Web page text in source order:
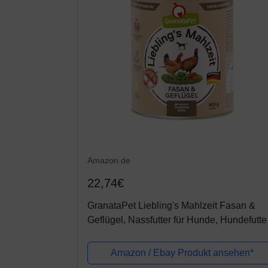
Amazon.de
22,74€
GranataPet Liebling's Mahlzeit Fasan &
Geflügel, Nassfutter für Hunde,
Alleinfuttermittel, 6 x 800 g
Amazon / Ebay Produkt ansehen*